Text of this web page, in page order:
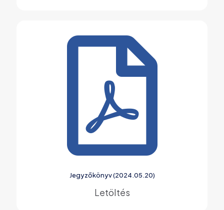
Jegyzőkönyv (2024.05.20)
Letöltés